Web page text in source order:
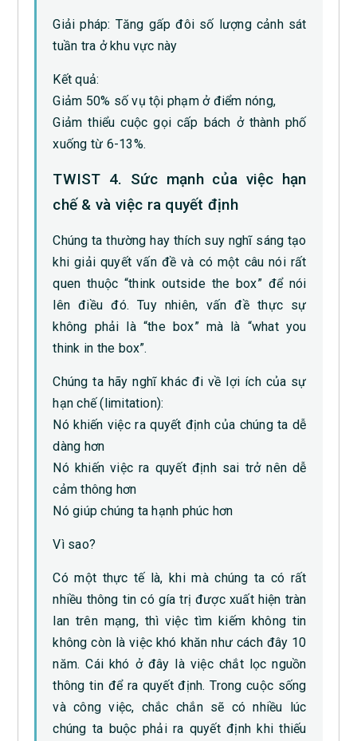
Giải pháp: Tăng gấp đôi số lượng cảnh sát
tuần tra ở khu vực này
Kết quả:
Giảm 50% số vụ tội phạm ở điểm nóng,
Giảm thiểu cuộc gọi cấp bách ở thành phố
xuống từ 6-13%.
TWIST 4. Sức mạnh của việc hạn
chế & và việc ra quyết định
Chúng ta thường hay thích suy nghĩ sáng tạo
khi giải quyết vấn đề và có một câu nói rất
quen thuộc “think outside the box” để nói
lên điều đó. Tuy nhiên, vấn đề thực sự
không phải là “the box” mà là “what you
think in the box”.
Chúng ta hãy nghĩ khác đi về lợi ích của sự
hạn chế (limitation):
Nó khiến việc ra quyết định của chúng ta dễ
dàng hơn
Nó khiến việc ra quyết định sai trở nên dễ
cảm thông hơn
Nó giúp chúng ta hạnh phúc hơn
Vì sao?
Có một thực tế là, khi mà chúng ta có rất
nhiều thông tin có gía trị được xuất hiện tràn
lan trên mạng, thì việc tìm kiếm không tin
không còn là việc khó khăn như cách đây 10
năm. Cái khó ở đây là việc chắt lọc nguồn
thông tin để ra quyết định. Trong cuộc sống
và công việc, chắc chắn sẽ có nhiều lúc
chúng ta buộc phải ra quyết định khi thiếu